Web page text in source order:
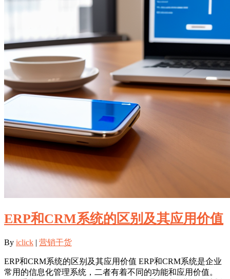
ERP和CRM系统的区别及其应用价值
By iclick | 营销干货
ERP和CRM系统的区别及其应用价值 ERP和CRM系统是企业
常用的信息化管理系统，二者有着不同的功能和应用价值。